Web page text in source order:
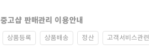
중고샵 판매관리 이용안내
상품등록 상품배송 정산 고객서비스관련